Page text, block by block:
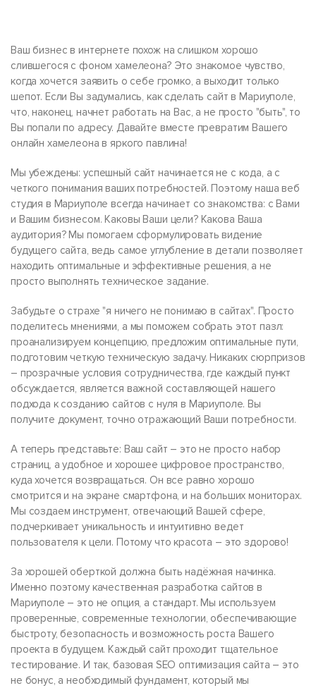
Ваш бизнес в интернете похож на слишком хорошо
слившегося с фоном хамелеона? Это знакомое чувство,
когда хочется заявить о себе громко, а выходит только
шепот. Если Вы задумались, как сделать сайт в Мариуполе,
что, наконец, начнет работать на Вас, а не просто "быть", то
Вы попали по адресу. Давайте вместе превратим Вашего
онлайн хамелеона в яркого павлина!
Мы убеждены: успешный сайт начинается не с кода, а с
четкого понимания ваших потребностей. Поэтому наша веб
студия в Мариуполе всегда начинает со знакомства: с Вами
и Вашим бизнесом. Каковы Ваши цели? Какова Ваша
аудитория? Мы помогаем сформулировать видение
будущего сайта, ведь самое углубление в детали позволяет
находить оптимальные и эффективные решения, а не
просто выполнять техническое задание.
Забудьте о страхе "я ничего не понимаю в сайтах". Просто
поделитесь мнениями, а мы поможем собрать этот пазл:
проанализируем концепцию, предложим оптимальные пути,
подготовим четкую техническую задачу. Никаких сюрпризов
– прозрачные условия сотрудничества, где каждый пункт
обсуждается, является важной составляющей нашего
подхода к созданию сайтов с нуля в Мариуполе. Вы
получите документ, точно отражающий Ваши потребности.
А теперь представьте: Ваш сайт – это не просто набор
страниц, а удобное и хорошее цифровое пространство,
куда хочется возвращаться. Он все равно хорошо
смотрится и на экране смартфона, и на больших мониторах.
Мы создаем инструмент, отвечающий Вашей сфере,
подчеркивает уникальность и интуитивно ведет
пользователя к цели. Потому что красота – это здорово!
За хорошей оберткой должна быть надёжная начинка.
Именно поэтому качественная разработка сайтов в
Мариуполе – это не опция, а стандарт. Мы используем
проверенные, современные технологии, обеспечивающие
быстроту, безопасность и возможность роста Вашего
проекта в будущем. Каждый сайт проходит тщательное
тестирование. И так, базовая SEO оптимизация сайта – это
не бонус, а необходимый фундамент, который мы